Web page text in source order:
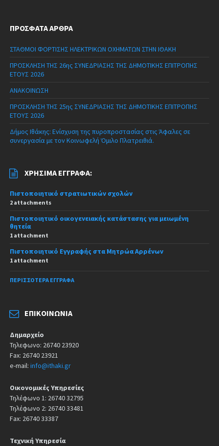
ΠΡΌΣΦΑΤΑ ΆΡΘΡΑ
ΣΤΑΘΜΟΙ ΦΟΡΤΙΣΗΣ ΗΛΕΚΤΡΙΚΩΝ ΟΧΗΜΑΤΩΝ ΣΤΗΝ ΙΘΑΚΗ
ΠΡΟΣΚΛΗΣΗ ΤΗΣ 26ης ΣΥΝΕΔΡΙΑΣΗΣ ΤΗΣ ΔΗΜΟΤΙΚΗΣ ΕΠΙΤΡΟΠΗΣ
ΕΤΟΥΣ 2026
ΑΝΑΚΟΙΝΩΣΗ
ΠΡΟΣΚΛΗΣΗ ΤΗΣ 25ης ΣΥΝΕΔΡΙΑΣΗΣ ΤΗΣ ΔΗΜΟΤΙΚΗΣ ΕΠΙΤΡΟΠΗΣ
ΕΤΟΥΣ 2026
Δήμος Ιθάκης: Ενίσχυση της πυροπροστασίας στις Άφαλες σε
συνεργασία με τον Κοινωφελή Όμιλο Πλατρειθιά.
ΧΡΉΣΙΜΑ ΈΓΓΡΑΦΑ:
Πιστοποιητικό στρατιωτικών σχολών
2 attachments
Πιστοποιητικό οικογενειακής κατάστασης για μειωμένη
θητεία
1 attachment
Πιστοποιητικό Εγγραφής στα Μητρώα Αρρένων
1 attachment
ΠΕΡΙΣΣΌΤΕΡΑ ΈΓΓΡΑΦΑ
ΕΠΙΚΟΙΝΩΝΊΑ
Δημαρχείο
Τηλεφωνο: 26740 23920
Fax: 26740 23921
e-mail: info@ithaki.gr
Οικονομικές Υπηρεσίες
Τηλέφωνο 1: 26740 32795
Τηλέφωνο 2: 26740 33481
Fax: 26740 33387
Τεχνική Υπηρεσία